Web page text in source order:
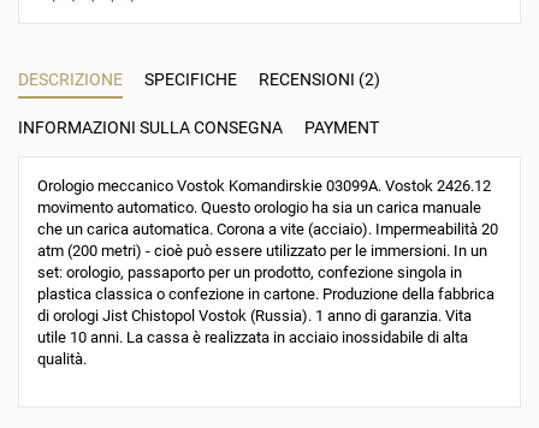
DESCRIZIONE SPECIFICHE RECENSIONI (2)
INFORMAZIONI SULLA CONSEGNA PAYMENT
Orologio meccanico Vostok Komandirskie 03099A. Vostok 2426.12
movimento automatico. Questo orologio ha sia un carica manuale
che un carica automatica. Corona a vite (acciaio). Impermeabilità 20
atm (200 metri) - cioè può essere utilizzato per le immersioni. In un
set: orologio, passaporto per un prodotto, confezione singola in
plastica classica o confezione in cartone. Produzione della fabbrica
di orologi Jist Chistopol Vostok (Russia). 1 anno di garanzia. Vita
utile 10 anni. La cassa è realizzata in acciaio inossidabile di alta
qualità.